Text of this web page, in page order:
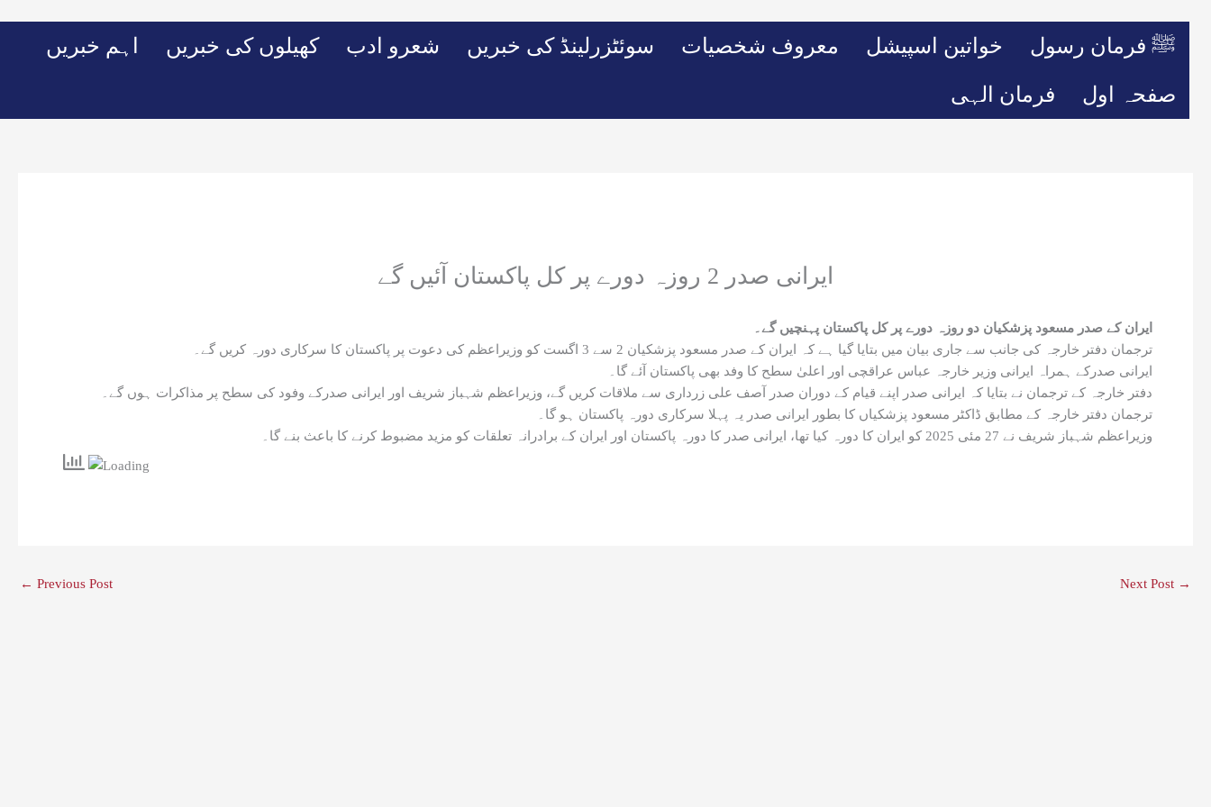
اہم خبریں کھیلوں کی خبریں شعرو ادب سوئٹزرلینڈ کی خبریں معروف شخصیات خواتین اسپیشل ﷺ فرمان رسول
فرمان الہی صفحہ اول
ایرانی صدر 2 روزہ دورے پر کل پاکستان آئیں گے
ایران کے صدر مسعود پزشکیان دو روزہ دورے پر کل پاکستان پہنچیں گے۔
ترجمان دفتر خارجہ کی جانب سے جاری بیان میں بتایا گیا ہے کہ ایران کے صدر مسعود پزشکیان 2 سے 3 اگست کو وزیراعظم کی دعوت پر پاکستان کا سرکاری دورہ کریں گے۔
ایرانی صدرکے ہمراہ ایرانی وزیر خارجہ عباس عراقچی اور اعلیٰ سطح کا وفد بھی پاکستان آئے گا۔
دفتر خارجہ کے ترجمان نے بتایا کہ ایرانی صدر اپنے قیام کے دوران صدر آصف علی زرداری سے ملاقات کریں گے، وزیراعظم شہباز شریف اور ایرانی صدرکے وفود کی سطح پر مذاکرات ہوں گے۔
ترجمان دفتر خارجہ کے مطابق ڈاکٹر مسعود پزشکیاں کا بطور ایرانی صدر یہ پہلا سرکاری دورہ پاکستان ہو گا۔
وزیراعظم شہباز شریف نے 27 مئی 2025 کو ایران کا دورہ کیا تھا، ایرانی صدر کا دورہ پاکستان اور ایران کے برادرانہ تعلقات کو مزید مضبوط کرنے کا باعث بنے گا۔
← Previous Post Next Post →